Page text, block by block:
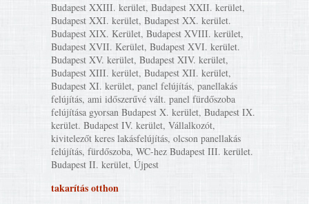
Budapest XXIII. kerület, Budapest XXII. kerület,
Budapest XXI. kerület, Budapest XX. kerület.
Budapest XIX. Kerület, Budapest XVIII. kerület,
Budapest XVII. Kerület, Budapest XVI. kerület.
Budapest XV. kerület, Budapest XIV. kerület,
Budapest XIII. kerület, Budapest XII. kerület,
Budapest XI. kerület, panel felújítás, panellakás
felújítás, ami időszerűvé vált. panel fürdőszoba
felújítása gyorsan Budapest X. kerület, Budapest IX.
kerület. Budapest IV. kerület, Vállalkozót,
kivitelezőt keres lakásfelújítás, olcson panellakás
felújítás, fürdőszoba, WC-hez Budapest III. kerület.
Budapest II. kerület, Újpest
takarítás otthon